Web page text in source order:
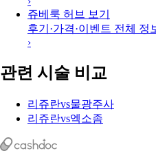
5.0 평점 5.0점 (5점 만점)
(185)
이벤트 전체 보기
시술 허브 보기
리쥬란 허브 보기
후기·가격·이벤트 전체 정보